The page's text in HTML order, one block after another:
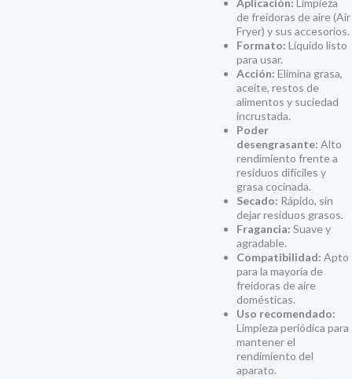
Aplicación: Limpieza
de freidoras de aire (Air
Fryer) y sus accesorios.
Formato: Líquido listo
para usar.
Acción: Elimina grasa,
aceite, restos de
alimentos y suciedad
incrustada.
Poder
desengrasante: Alto
rendimiento frente a
residuos difíciles y
grasa cocinada.
Secado: Rápido, sin
dejar residuos grasos.
Fragancia: Suave y
agradable.
Compatibilidad: Apto
para la mayoría de
freidoras de aire
domésticas.
Uso recomendado:
Limpieza periódica para
mantener el
rendimiento del
aparato.